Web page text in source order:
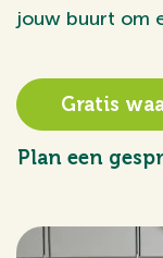
jouw buurt om
Gratis
Plan een